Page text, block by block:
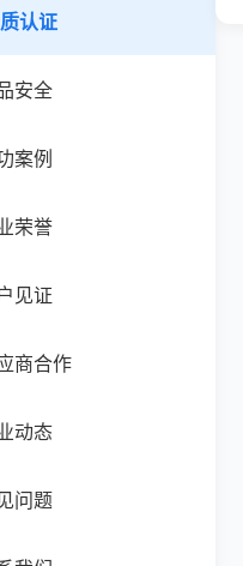
认证
安全
案例
荣誉
见证
商合作
动态
问题